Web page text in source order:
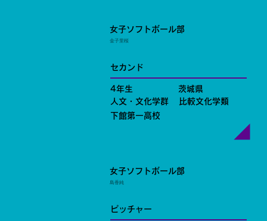
女子ソフトボール部
金子里桜
セカンド
4年生
茨城県
人文・文化学群
比較文化学類
下館第一高校
女子ソフトボール部
島香純
ピッチャー